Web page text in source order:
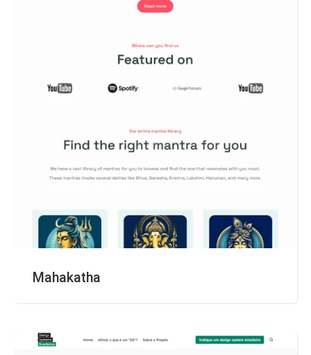
Mahakatha